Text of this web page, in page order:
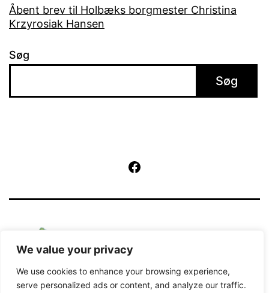
We value your privacy
We use cookies to enhance your browsing experience,
serve personalized ads or content, and analyze our traffic.
Åbent brev til Holbæks borgmester Christina
Krzyrosiak Hansen
Søg
Søg